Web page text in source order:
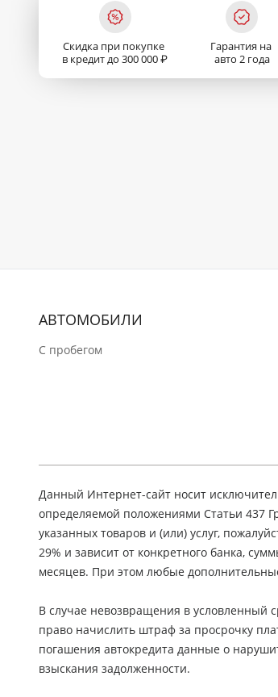
Скидка при покупке
в кредит до 300 000 ₽
Гарантия на
авто 2 года
АВТОМОБИЛИ
C пробегом
Данный Интернет-сайт носит
определяемой положениями Статьи 437
указанных товаров и (или) услуг,
29% и зависит от конкретного банка,
месяцев. При этом любые
В случае невозвращения в условленный
право начислить штраф за просрочку
погашения автокредита данные о
взыскания задолженности.